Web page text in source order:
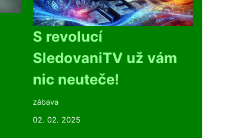
S revolucí
SledovaniTV už vám
nic neuteče!
zábava
02. 02. 2025